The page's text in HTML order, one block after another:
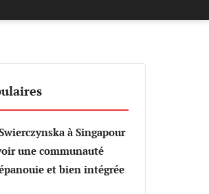
à Singapour
une communauté
et bien intégrée